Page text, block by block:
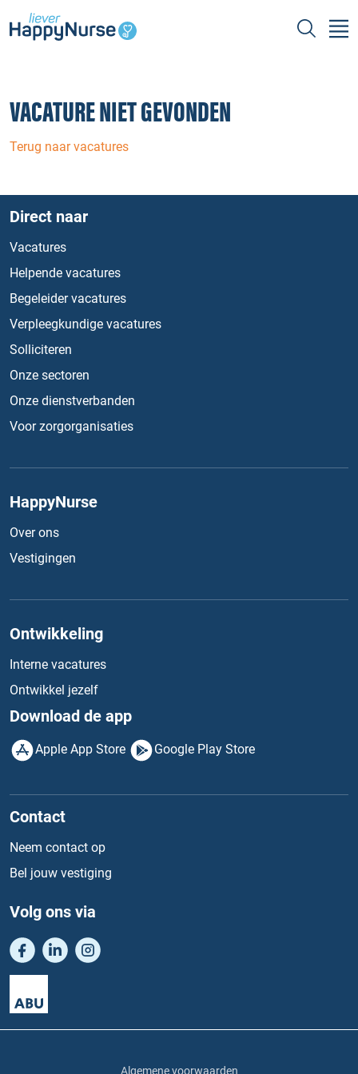
VACATURE NIET GEVONDEN
Terug naar vacatures
Direct naar
Vacatures
Helpende vacatures
Begeleider vacatures
Verpleegkundige vacatures
Solliciteren
Onze sectoren
Onze dienstverbanden
Voor zorgorganisaties
HappyNurse
Over ons
Vestigingen
Ontwikkeling
Interne vacatures
Ontwikkel jezelf
Download de app
Apple App Store Google Play Store
Contact
Neem contact op
Bel jouw vestiging
Volg ons via
Algemene voorwaarden